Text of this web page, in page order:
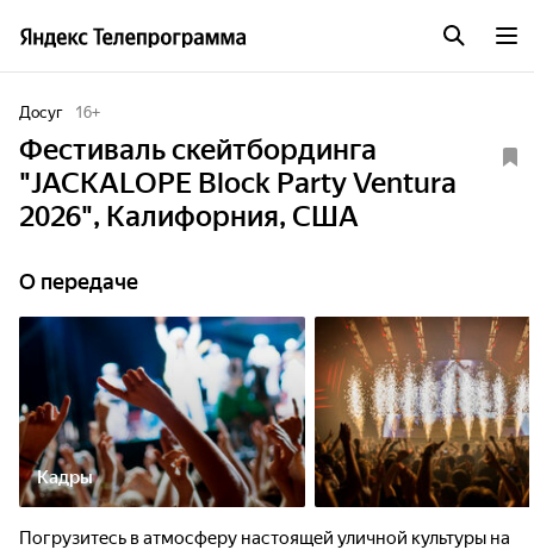
Досуг 16+
Фестиваль скейтбординга
"JACKALOPE Block Party Ventura
2026", Калифорния, США
О передаче
Кадры
Погрузитесь в атмосферу настоящей уличной культуры на